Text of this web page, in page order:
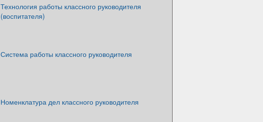
Технология работы классного руководителя
(воспитателя)
Система работы классного руководителя
Номенклатура дел классного руководителя